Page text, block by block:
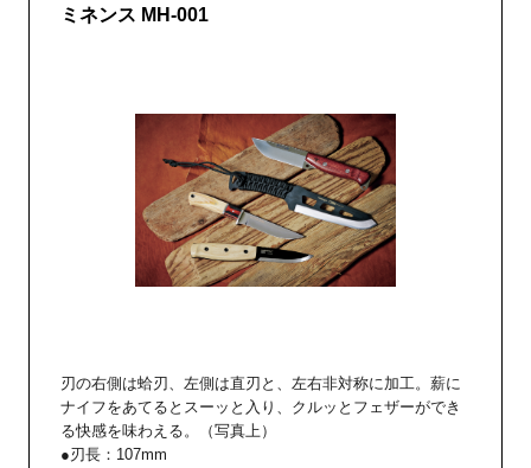
ミネンス MH-001
刃の右側は蛤刃、左側は直刃と、左右非対称に加工。薪に
ナイフをあてるとスーッと入り、クルッとフェザーができ
る快感を味わえる。（写真上）
●刃長：107mm